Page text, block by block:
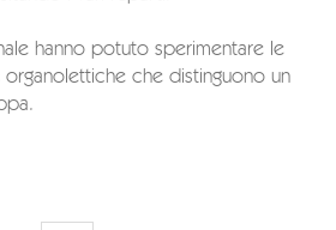
hanno potuto sperimentare le
che distinguono un